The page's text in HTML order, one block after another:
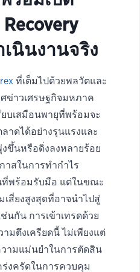
นินงานจริง
ที่เต็มไปด้วยพลวัตและ
ข่าวเศรษฐกิจมหภาค
ยบเสมือนพายุที่พร้อมจะ
าดได้อย่างรุนแรงและ
งขึ้นหรือดิ่งลงหลายร้อย
าสในการทำกำไร
พร้อมรับมือ แต่ในขณะ
เสี่ยงสูงสุดที่อาจนำไปสู่
นกัน การเข้าเทรดด้วย
ามตึงเครียดนี้ ไม่เพียงแต่
วามแม่นยำในการตัดสิน
ร่งครัดในการควบคุม